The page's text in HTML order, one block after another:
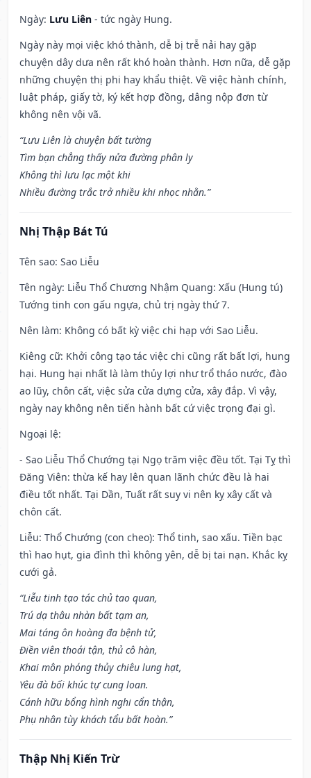
Ngày: Lưu Liên - tức ngày Hung.
Ngày này mọi việc khó thành, dễ bị trễ nải hay gặp
chuyện dây dưa nên rất khó hoàn thành. Hơn nữa, dễ gặp
những chuyện thị phi hay khẩu thiệt. Về việc hành chính,
luật pháp, giấy tờ, ký kết hợp đồng, dâng nộp đơn từ
không nên vội vã.
“Lưu Liên là chuyện bất tường
Tìm bạn chẳng thấy nửa đường phân ly
Không thì lưu lạc một khi
Nhiều đường trắc trở nhiều khi nhọc nhằn.”
Nhị Thập Bát Tú
Tên sao: Sao Liễu
Tên ngày: Liễu Thổ Chương Nhậm Quang: Xấu (Hung tú)
Tướng tinh con gấu ngựa, chủ trị ngày thứ 7.
Nên làm: Không có bất kỳ việc chi hạp với Sao Liễu.
Kiêng cữ: Khởi công tạo tác việc chi cũng rất bất lợi, hung
hại. Hung hại nhất là làm thủy lợi như trổ tháo nước, đào
ao lũy, chôn cất, việc sửa cửa dựng cửa, xây đắp. Vì vậy,
ngày nay không nên tiến hành bất cứ việc trọng đại gì.
Ngoại lệ:
- Sao Liễu Thổ Chướng tại Ngọ trăm việc đều tốt. Tại Tỵ thì
Đăng Viên: thừa kế hay lên quan lãnh chức đều là hai
điều tốt nhất. Tại Dần, Tuất rất suy vi nên kỵ xây cất và
chôn cất.
Liễu: Thổ Chướng (con cheo): Thổ tinh, sao xấu. Tiền bạc
thì hao hụt, gia đình thì không yên, dễ bị tai nạn. Khắc kỵ
cưới gả.
“Liễu tinh tạo tác chủ tao quan,
Trú dạ thâu nhàn bất tạm an,
Mai táng ôn hoàng đa bệnh tử,
Điền viên thoái tận, thủ cô hàn,
Khai môn phóng thủy chiêu lung hạt,
Yêu đà bối khúc tự cung loan.
Cánh hữu bổng hình nghi cẩn thận,
Phụ nhân tùy khách tẩu bất hoàn.”
Thập Nhị Kiến Trừ